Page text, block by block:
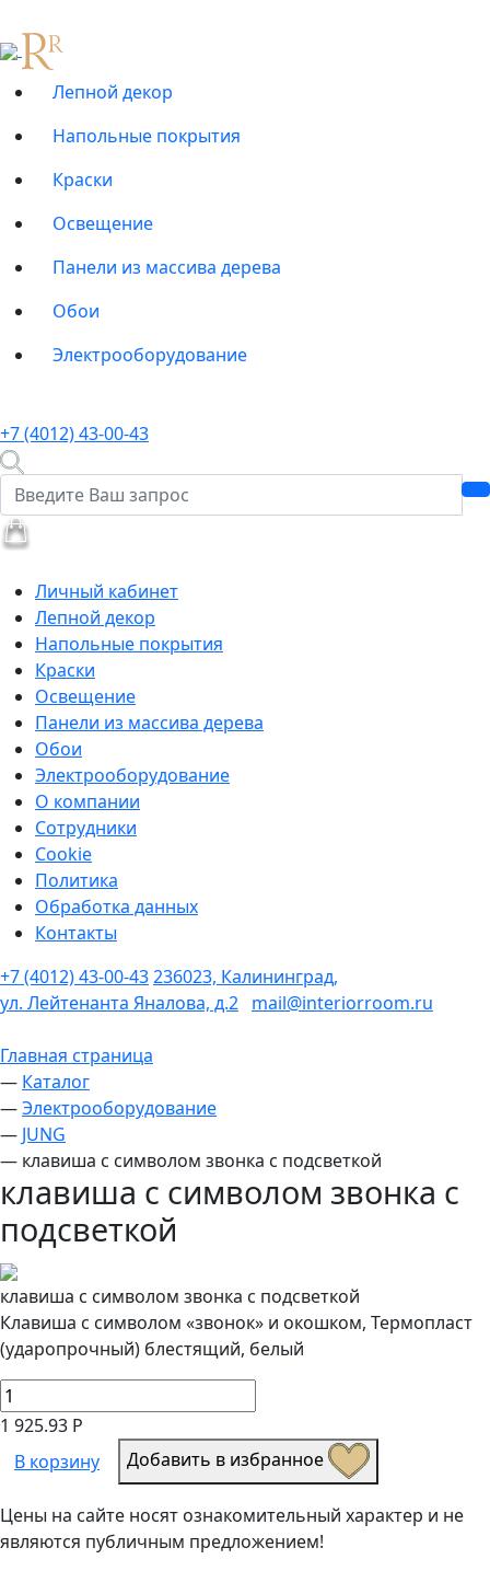
Лепной декор
Напольные покрытия
Краски
Освещение
Панели из массива дерева
Обои
Электрооборудование
+7 (4012) 43-00-43
Личный кабинет
Лепной декор
Напольные покрытия
Краски
Освещение
Панели из массива дерева
Обои
Электрооборудование
О компании
Сотрудники
Cookie
Политика
Обработка данных
Контакты
+7 (4012) 43-00-43236023, Калининград,
ул. Лейтенанта Яналова, д.2 mail@interiorroom.ru
Главная страница
— Каталог
—Электрооборудование
— JUNG
— клавиша с символом звонка с подсветкой
клавиша с символом звонка с
подсветкой
клавиша с символом звонка с подсветкой
Клавиша с символом «звонок» и окошком, Термопласт
(ударопрочный) блестящий, белый
1 925.93 Р
В корзину
Добавить в избранное
Цены на сайте носят ознакомительный характер и не
являются публичным предложением!